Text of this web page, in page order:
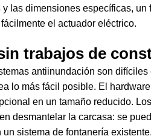
y las dimensiones específicas,
el actuador eléctrico.
trabajos de
antiinundación son
lo más fácil posible. El
en un tamaño reducido.
desmantelar la carcasa: se
un sistema de fontanería